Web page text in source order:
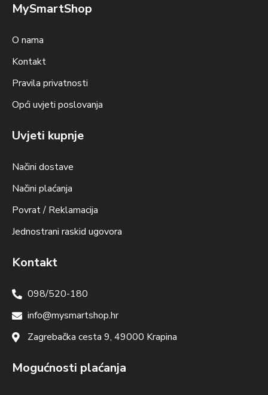
MySmartShop
O nama
Kontakt
Pravila privatnosti
Opći uvjeti poslovanja
Uvjeti kupnje
Načini dostave
Načini plaćanja
Povrat / Reklamacija
Jednostrani raskid ugovora
Kontakt
098/520-180
info@mysmartshop.hr
Zagrebačka cesta 9, 49000 Krapina
Mogućnosti plaćanja